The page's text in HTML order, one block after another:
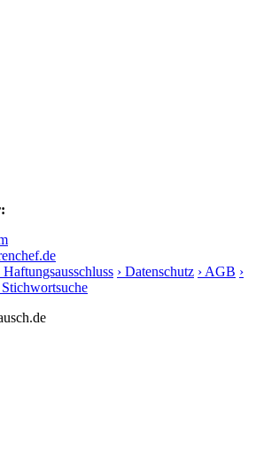
Haftungsausschluss › Datenschutz › AGB ›
Stichwortsuche